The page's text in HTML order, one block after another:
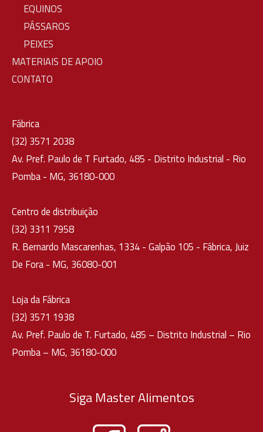
EQUINOS
PÁSSAROS
PEIXES
MATERIAIS DE APOIO
CONTATO
Fábrica
(32) 3571 2038
Av. Pref. Paulo de T Furtado, 485 - Distrito Industrial - Rio
Pomba - MG, 36180-000
Centro de distribuição
(32) 3311 7958
R. Bernardo Mascarenhas, 1334 - Galpão 105 - Fábrica, Juiz
De Fora - MG, 36080-001
Loja da Fábrica
(32) 3571 1938
Av. Pref. Paulo de T. Furtado, 485 – Distrito Industrial – Rio
Pomba – MG, 36180-000
Siga Master Alimentos